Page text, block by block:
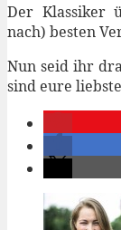
Der Klassiker
nach) besten
Nun seid ihr
sind eure